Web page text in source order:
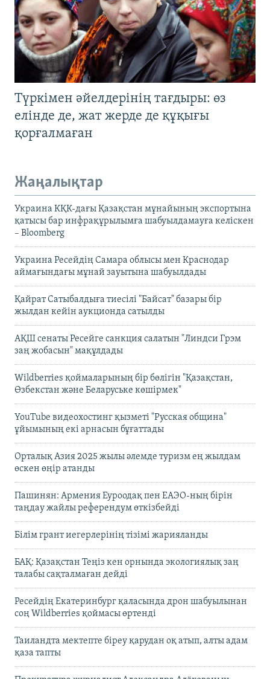
Түркімен әйелдерінің тағдыры: өз
елінде де, жат жерде де құқығы
қорғалмаған
Жаңалықтар
Украина КҚК-дағы Қазақстан мұнайының экспортына
қатысы бар инфрақұрылымға шабуылдамауға келіскен
– Bloomberg
Украина Ресейдің Самара облысы мен Краснодар
аймағындағы мұнай зауытына шабуылдады
Қайрат Сатыбалдыға тиесілі "Байсат" базары бір
жылдан кейін аукционда сатылды
АҚШ сенаты Ресейге санкция салатын "Линдси Грэм
заң жобасын" мақұлдады
Wildberries қоймаларының бір бөлігін "Қазақстан,
Өзбекстан және Беларуське көшірмек"
YouTube видеохостинг қызметі "Русская община"
ұйымының екі арнасын бұғаттады
Орталық Азия 2025 жылы әлемде туризм ең жылдам
өскен өңір атанды
Пашинян: Армения Еуроодақ пен ЕАЭО-ның бірін
таңдау жайлы референдум өткізбейді
Білім грант иегерлерінің тізімі жарияланды
БАҚ: Қазақстан Теңіз кен орнында экологиялық заң
талабы сақталмаған дейді
Ресейдің Екатеринбург қаласында дрон шабуылынан
соң Wildberries қоймасы өртенді
Таиландта мектепте біреу қарудан оқ атып, алты адам
қаза тапты